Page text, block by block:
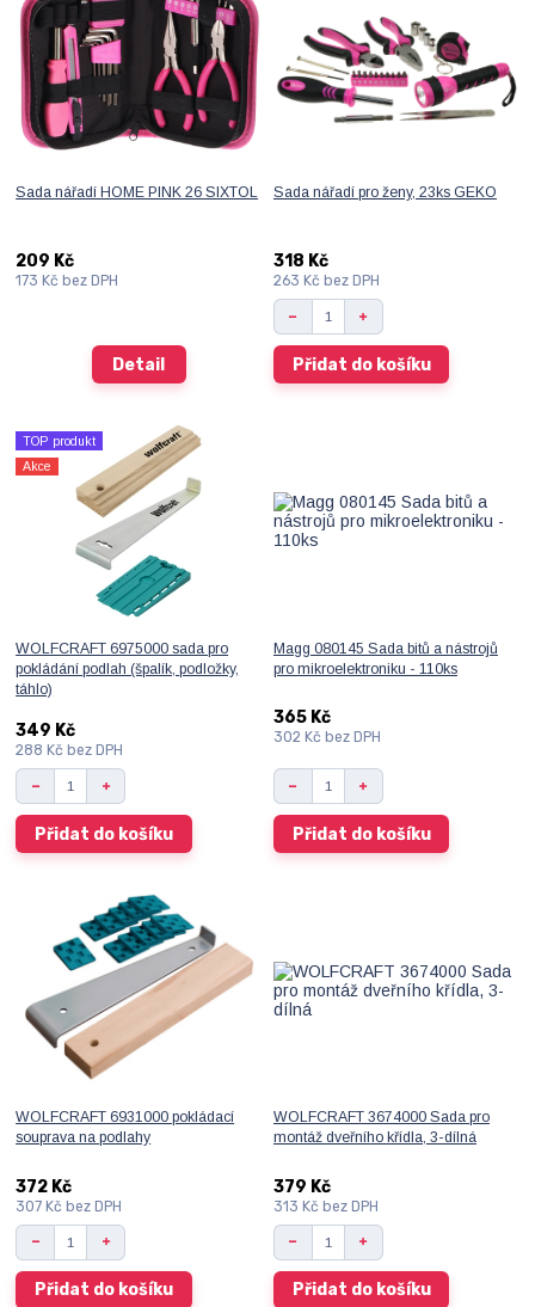
Sada nářadí HOME PINK 26 SIXTOL
209 Kč
173 Kč bez DPH
Detail
Sada nářadí pro ženy, 23ks GEKO
318 Kč
263 Kč bez DPH
Přidat do košíku
TOP produkt
Akce
WOLFCRAFT 6975000 sada pro
pokládání podlah (špalík, podložky,
táhlo)
349 Kč
288 Kč bez DPH
Přidat do košíku
Magg 080145 Sada bitů a nástrojů
pro mikroelektroniku - 110ks
365 Kč
302 Kč bez DPH
Přidat do košíku
WOLFCRAFT 6931000 pokládací
souprava na podlahy
372 Kč
307 Kčbez DPH
Přidat do košíku
WOLFCRAFT 3674000 Sada pro
montáž dveřního křídla, 3-dílná
379 Kč
313 Kč bez DPH
Přidat do košíku